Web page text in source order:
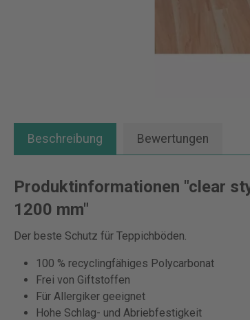
Beschreibung Bewertungen
Produktinformationen "clear
1200 mm"
Der beste Schutz für Teppichböden.
100 % recyclingfähiges Polycarbonat
Frei von Giftstoffen
Für Allergiker geeignet
Hohe Schlag- und Abriebfestigkeit